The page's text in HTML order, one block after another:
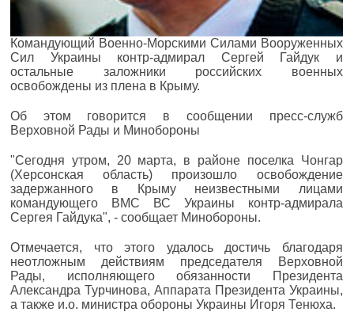
Командующий Военно-Морскими Силами Вооруженных
Сил Украины контр-адмирал Сергей Гайдук и
остальные заложники российских военных
освобождены из плена в Крыму.
Об этом говорится в сообщении пресс-служб
Верховной Рады и Минобороны
"Сегодня утром, 20 марта, в районе поселка Чонгар
(Херсонская область) произошло освобождение
задержанного в Крыму неизвестными лицами
командующего ВМС ВС Украины контр-адмирала
Сергея Гайдука", - сообщает Минобороны.
Отмечается, что этого удалось достичь благодаря
неотложным действиям председателя Верховной
Рады, исполняющего обязанности Президента
Александра Турчинова, Аппарата Президента Украины,
а также и.о. министра обороны Украины Игоря Тенюха.